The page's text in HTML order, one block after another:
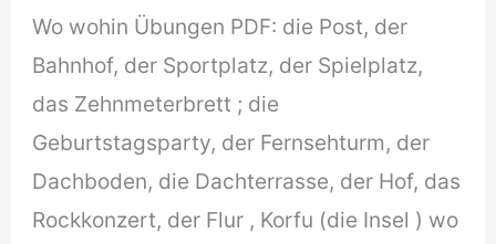
Wo wohin Übungen PDF: die Post, der
Bahnhof, der Sportplatz, der Spielplatz,
das Zehnmeterbrett ; die
Geburtstagsparty, der Fernsehturm, der
Dachboden, die Dachterrasse, der Hof, das
Rockkonzert, der Flur , Korfu (die Insel ) wo